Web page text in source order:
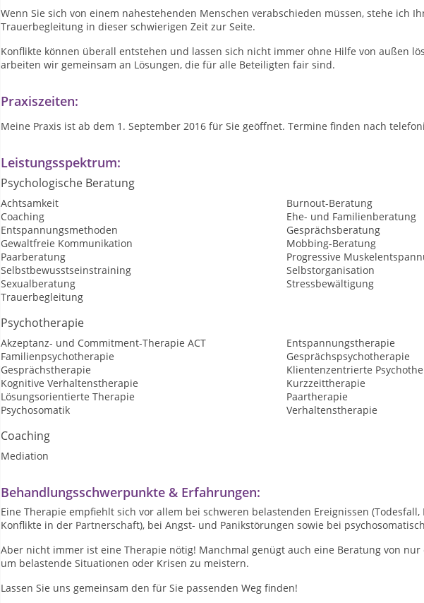
Wenn Sie sich von einem nahestehenden Menschen verabschieden müssen, stehe ich
Trauerbegleitung in dieser schwierigen Zeit zur Seite.
Konflikte können überall entstehen und lassen sich nicht immer ohne Hilfe von außen
arbeiten wir gemeinsam an Lösungen, die für alle Beteiligten fair sind.
Praxiszeiten:
Meine Praxis ist ab dem 1. September 2016 für Sie geöffnet. Termine finden nach
Leistungsspektrum:
Psychologische Beratung
Achtsamkeit
Burnout-Beratung
Coaching
Ehe- und Familienberatung
Entspannungsmethoden
Gesprächsberatung
Gewaltfreie Kommunikation
Mobbing-Beratung
Paarberatung
Progressive
Selbstbewusstseinstraining
Selbstorganisation
Sexualberatung
Stressbewältigung
Trauerbegleitung
Psychotherapie
Akzeptanz- und Commitment-Therapie ACT
Entspannungstherapie
Familienpsychotherapie
Gesprächspsychotherapie
Gesprächstherapie
Klientenzentrierte
Kognitive Verhaltenstherapie
Kurzzeittherapie
Lösungsorientierte Therapie
Paartherapie
Psychosomatik
Verhaltenstherapie
Coaching
Mediation
Behandlungsschwerpunkte & Erfahrungen:
Eine Therapie empfiehlt sich vor allem bei schweren belastenden Ereignissen
Konflikte in der Partnerschaft), bei Angst- und Panikstörungen sowie bei
Aber nicht immer ist eine Therapie nötig! Manchmal genügt auch eine Beratung von
um belastende Situationen oder Krisen zu meistern.
Lassen Sie uns gemeinsam den für Sie passenden Weg finden!